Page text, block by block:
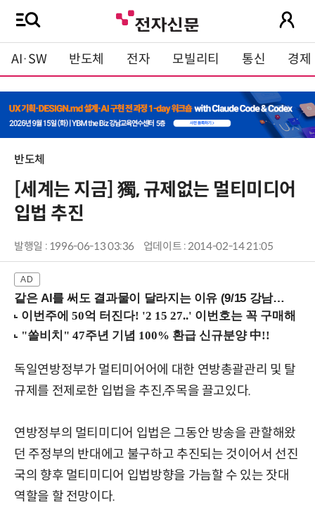
AI·SW 반도체 전자 모빌리티 통신 경제
반도체
[세계는 지금] 獨, 규제없는 멀티미디어
입법 추진
발행일 : 1996-06-13 03:36 업데이트 : 2014-02-14 21:05
같은 AI를 써도 결과물이 달라지는 이유 (9/15 강남역)
독일연방정부가 멀티미어어에 대한 연방총괄관리 및 탈
규제를 전제로한 입법을 추진,주목을 끌고있다.
연방정부의 멀티미디어 입법은 그동안 방송을 관할해왔
던 주정부의 반대에고 불구하고 추진되는 것이어서 선진
국의 향후 멀티미디어 입법방향을 가늠할 수 있는 잣대
역할을 할 전망이다.